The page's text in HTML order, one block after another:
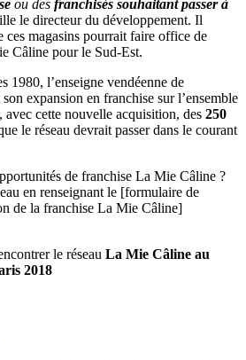
ou des franchisés souhaitant passer à
le directeur du développement. Il
ces magasins pourrait faire office de
Câline pour le Sud-Est.
1980, l’enseigne vendéenne de
expansion en franchise sur l’ensemble
avec cette nouvelle acquisition, des 250
le réseau devrait passer dans le courant
de franchise La Mie Câline ?
en renseignant le [formulaire de
de la franchise La Mie Câline]
le réseau La Mie Câline au
2018